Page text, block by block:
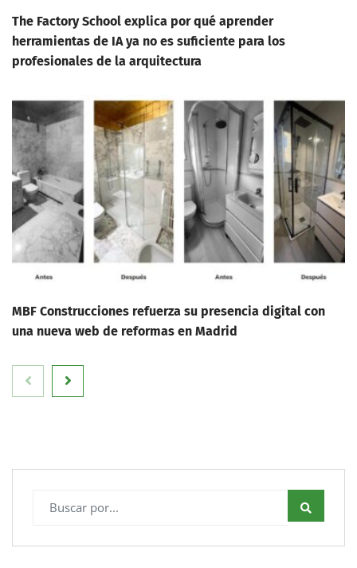
The Factory School explica por qué aprender
herramientas de IA ya no es suficiente para los
profesionales de la arquitectura
MBF Construcciones refuerza su presencia digital con
una nueva web de reformas en Madrid